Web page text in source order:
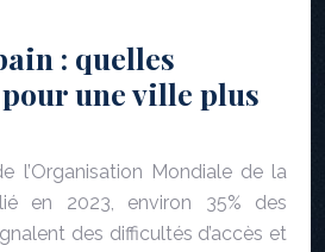
: quelles
une ville plus
l’Organisation Mondiale de la
en 2023, environ 35% des
des difficultés d’accès et